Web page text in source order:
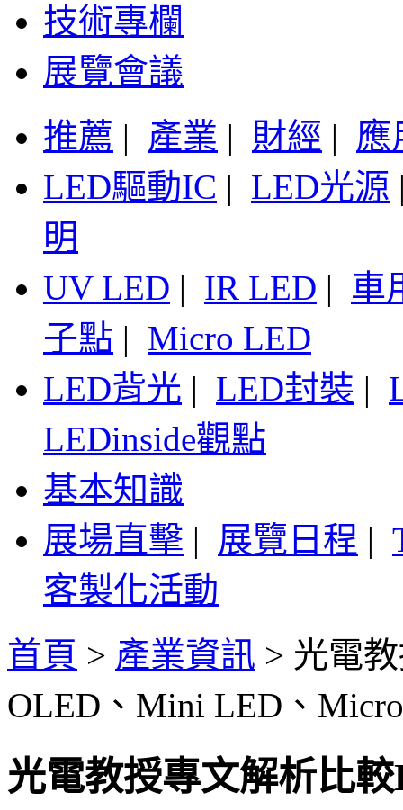
技術專欄
展覽會議
推薦 | 產業 | 財經 | 應
LED驅動IC | LED光源
明
UV LED | IR LED | 車
子點 | Micro LED
LED背光 | LED封裝 |
LEDinside觀點
基本知識
展場直擊 | 展覽日程 |
客製化活動
首頁 > 產業資訊 > 光電
OLED、Mini LED、
光電教授專文解析比